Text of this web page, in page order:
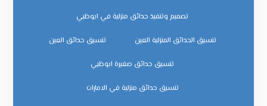
تصميم وتنفيذ حدائق منزلية في ابوظبي
تنسيق الحدائق المنزلية العين تنسيق حدائق العين
تنسيق حدائق صغيرة ابوظبي
تنسيق حدائق منزلية في الامارات